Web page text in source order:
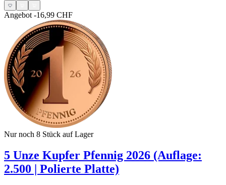
Angebot -16,99 CHF
Nur noch 8 Stück auf Lager
5 Unze Kupfer Pfennig 2026 (Auflage:
2.500 | Polierte Platte)